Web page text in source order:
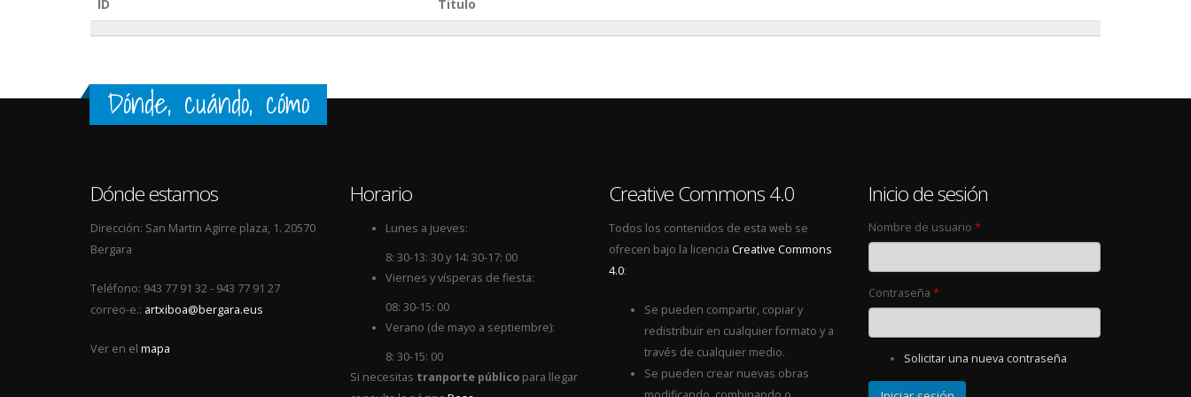
ID Titulo
Dónde, cuándo, cómo
Dónde estamos
Dirección: San Martin Agirre plaza, 1. 20570
Bergara
Teléfono: 943 77 91 32 - 943 77 91 27
correo-e.: artxiboa@bergara.eus
Ver en el mapa
Horario
Lunes a jueves:
8: 30-13: 30 y 14: 30-17: 00
Viernes y vísperas de fiesta:
08: 30-15: 00
Verano (de mayo a septiembre):
8: 30-15: 00
Si necesitas tranporte públicopara llegar
Creative Commons 4.0
Todos los contenidos de esta web se
ofrecen bajo la licencia Creative Commons
4.0:
Se pueden compartir, copiar y
redistribuir en cualquier formato y a
través de cualquier medio.
Se pueden crear nuevas obras
Inicio de sesión
Nombre de usuario *
Contraseña *
Solicitar una nueva contraseña